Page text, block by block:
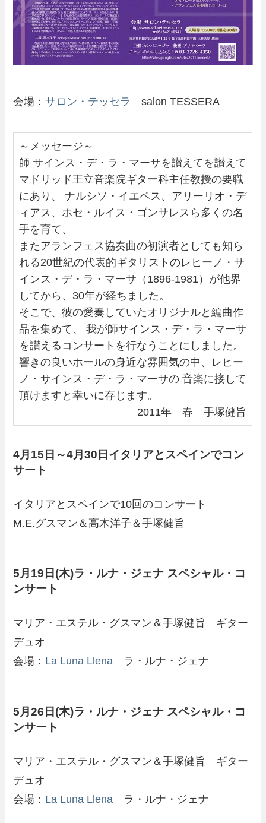
会場：サロン・テッセラ salon TESSERA
～メッセージ～
師 サインス・デ・ラ・マーサを讃えてを讃えて
マドリッド王立音楽院ギター科主任教授の要職
にあり、 ナルシソ・イエペス、アリーリオ・デ
ィアス、ホセ・ルイス・ゴンサレスら多くの名
手を育て、
またアランフェス協奏曲の初演者としても知ら
れる20世紀の代表的ギタリストのレヒーノ・サ
インス・デ・ラ・マーサ（1896-1981）が他界
してから、30年が経ちました。
そこで、彼の愛奏していたオリジナルと編曲作
品を集めて、 我が師サインス・デ・ラ・マーサ
を讃えるコンサートを行なうことにしました。
響きの良いホールの身近な雰囲気の中、レヒー
ノ・サインス・デ・ラ・マーサの 音楽に接して
頂けますと幸いに存じます。
2011年 春 手塚健旨
4月15日～4月30日イタリアとスペインでコン
サート
イタリアとスペインで10回のコンサート
M.E.グスマン＆高木洋子＆手塚健旨
5月19日(木)ラ・ルナ・ジェナ スペシャル・コ
ンサート
マリア・エステル・グスマン＆手塚健旨 ギター
デュオ
会場： La Luna Llena ラ・ルナ・ジェナ
5月26日(木)ラ・ルナ・ジェナ スペシャル・コ
ンサート
マリア・エステル・グスマン＆手塚健旨 ギター
デュオ
会場： La Luna Llena ラ・ルナ・ジェナ